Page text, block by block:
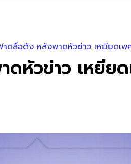
าดสื่อดัง หลังพาดหัวข่าว เหยียดเ
หัวข่าว เหยีย